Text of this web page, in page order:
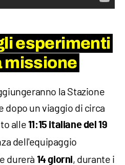
esperimenti
missione
la Stazione
dopo un viaggio di circa
alle 11:15 italiane del 19
dell'equipaggio
durerà 14 giorni, durante i